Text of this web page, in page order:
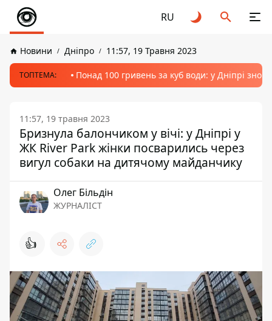
RU
Новини Дніпро 11:57, 19 Травня 2023
ТОПТЕМА: Понад 100 гривень за куб води: у Дніпрі
11:57, 19 травня 2023
Бризнула балончиком у вічі: у Дніпрі у
ЖК River Park жінки посварились через
вигул собаки на дитячому майданчику
Олег Більдін
ЖУРНАЛІСТ
👍